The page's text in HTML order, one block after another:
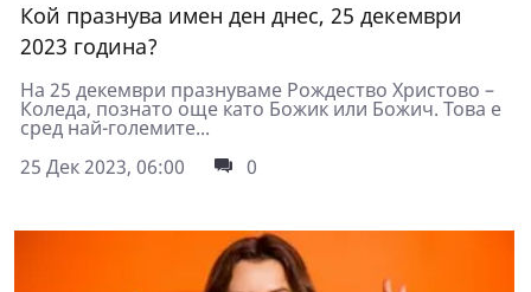
Кой празнува имен ден днес, 25 декември
2023 година?
На 25 декември празнуваме Рождество Христово –
Коледа, познато още като Божик или Божич. Това е
сред най-големите...
25 Дек 2023, 06:00
0